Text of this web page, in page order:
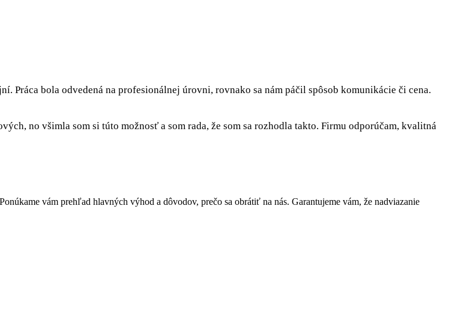
Práca bola odvedená na profesionálnej úrovni, rovnako sa nám páčil spôsob komunikácie či cena.
no všimla som si túto možnosť a som rada, že som sa rozhodla takto. Firmu odporúčam, kvalitná
vám prehľad hlavných výhod a dôvodov, prečo sa obrátiť na nás. Garantujeme vám, že nadviazanie